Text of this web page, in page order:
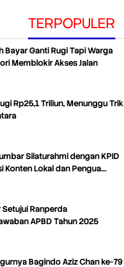
TERPOPULER
Bayar Ganti Rugi Tapi Warga
Memblokir Akses Jalan
Rp25,1 Triliun, Menunggu Trik
Silaturahmi dengan KPID
Konten Lokal dan Pengua…
Setujui Ranperda
APBD Tahun 2025
Bagindo Aziz Chan ke-79